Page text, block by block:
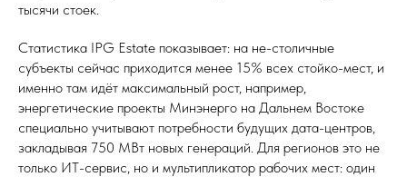
тысячи стоек.
Статистика IPG Estate показывает: на не-столичные
субъекты сейчас приходится менее 15% всех стойко-мест, и
именно там идёт максимальный рост, например,
энергетические проекты Минэнерго на Дальнем Востоке
специально учитывают потребности будущих дата-центров,
закладывая 750 МВт новых генераций. Для регионов это не
только ИТ-сервис, но и мультипликатор рабочих мест: один